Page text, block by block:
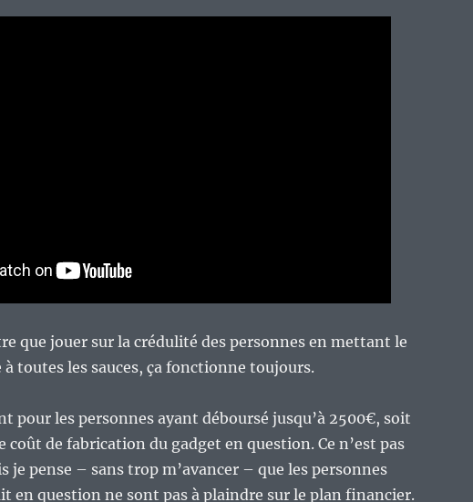
que jouer sur la crédulité des personnes en mettant le
toutes les sauces, ça fonctionne toujours.
pour les personnes ayant déboursé jusqu’à 2500€, soit
coût de fabrication du gadget en question. Ce n’est pas
je pense – sans trop m’avancer – que les personnes
en question ne sont pas à plaindre sur le plan financier.